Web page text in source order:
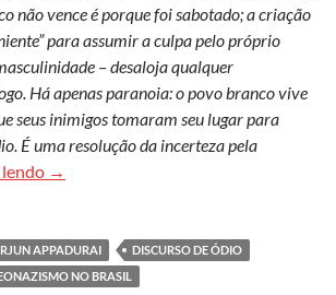
não vence é porque foi sabotado; a criação
para assumir a culpa pelo próprio
– desaloja qualquer
Há apenas paranoia: o povo branco vive
seus inimigos tomaram seu lugar para
É uma resolução da incerteza pela
Neonazismos – ódio e sentido
→
APPADURAI
DISCURSO DE ÓDIO
NO BRASIL